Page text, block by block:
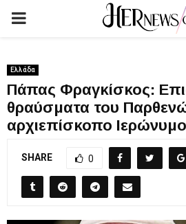
PRIMARY
Ελλάδα
Πάπας Φραγκίσκος:
θραύσματα του
αρχιεπίσκοπο Ιερώνυμο
SHARE 0